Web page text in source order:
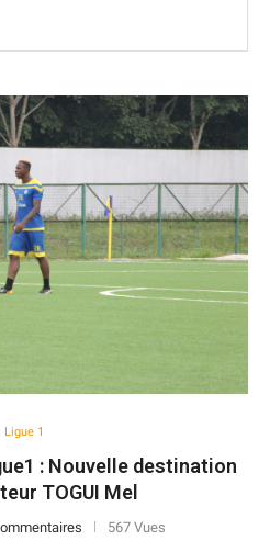
Ligue 1
: Nouvelle destination
TOGUI Mel
567 Vues